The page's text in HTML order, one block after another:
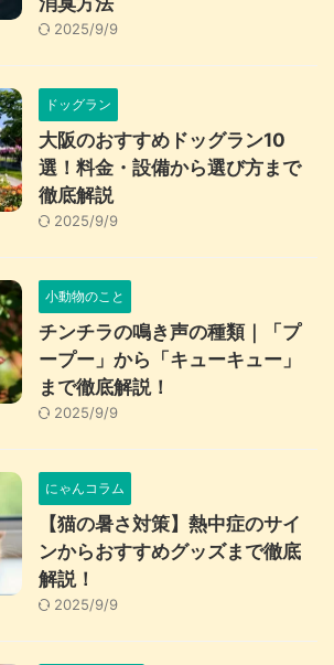
2025/9/9
ドッグラン
大阪のおすすめドッグラン10
選！料金・設備から選び方まで
徹底解説
2025/9/9
小動物のこと
チンチラの鳴き声の種類｜「プ
ープー」から「キューキュー」
まで徹底解説！
2025/9/9
にゃんコラム
【猫の暑さ対策】熱中症のサイ
ンからおすすめグッズまで徹底
解説！
2025/9/9